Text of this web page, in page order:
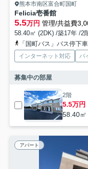
熊本市南区富合町国町
Felicia壱番館
5.5万円 管理/共益費
58.40㎡ (2DK) /築17年 /2
「国町バス」バス停下
インターネット対応 バ
募集中の部屋
2階
5.5万円
58.40㎡
アパート